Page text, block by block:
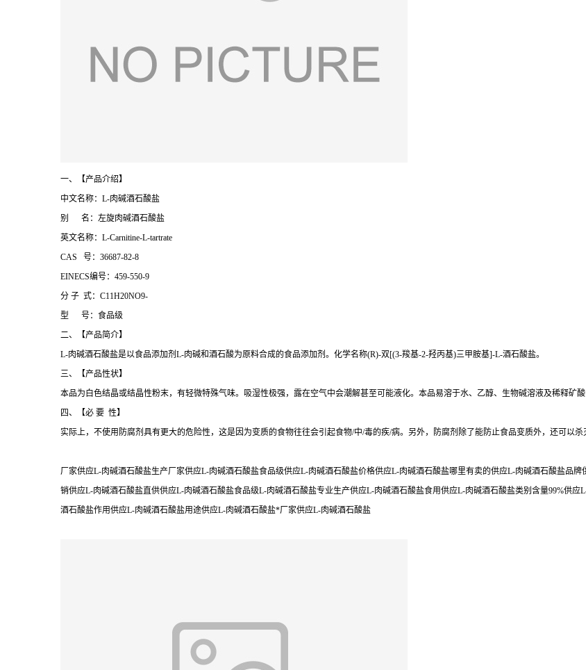
一、【产品介绍】
中文名称：L-肉碱酒石酸盐
别 名：左旋肉碱酒石酸盐
英文名称：L-Carnitine-L-tartrate
CAS 号：36687-82-8
EINECS编号：459-550-9
分 子 式：C11H20NO9-
型 号：食品级
二、【产品简介】
L-肉碱酒石酸盐是以食品添加剂L-肉碱和酒石酸为原料合成的食品添加剂。化学名称(R)-双[(3-羧基-2-羟丙基)三甲胺基]-L-酒石酸盐。
三、【产品性状】
本品为白色结晶或结晶性粉末，有轻微特殊气味。吸湿性极强，露在空气中会潮解甚至可能液化。本品易溶于水、乙醇、生物碱溶液及稀释矿酸
四、【必 要 性】
实际上，不使用防腐剂具有更大的危险性，这是因为变质的食物往往会引起食物/中/毒的疾/病。另外，防腐剂除了能防止食品变质外，还可以
厂家供应L-肉碱酒石酸盐生产厂家供应L-肉碱酒石酸盐食品级供应L-肉碱酒石酸盐价格供应L-肉碱酒石酸盐哪里有卖的供应L-肉碱酒石酸盐品
销供应L-肉碱酒石酸盐直供供应L-肉碱酒石酸盐食品级L-肉碱酒石酸盐专业生产供应L-肉碱酒石酸盐食用供应L-肉碱酒石酸盐类别含量99%供
酒石酸盐作用供应L-肉碱酒石酸盐用途供应L-肉碱酒石酸盐*厂家供应L-肉碱酒石酸盐